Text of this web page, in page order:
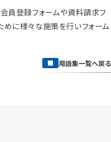
登録フォームや資料請求フ
に様々な施策を行いフォーム
用語集一覧へ戻る